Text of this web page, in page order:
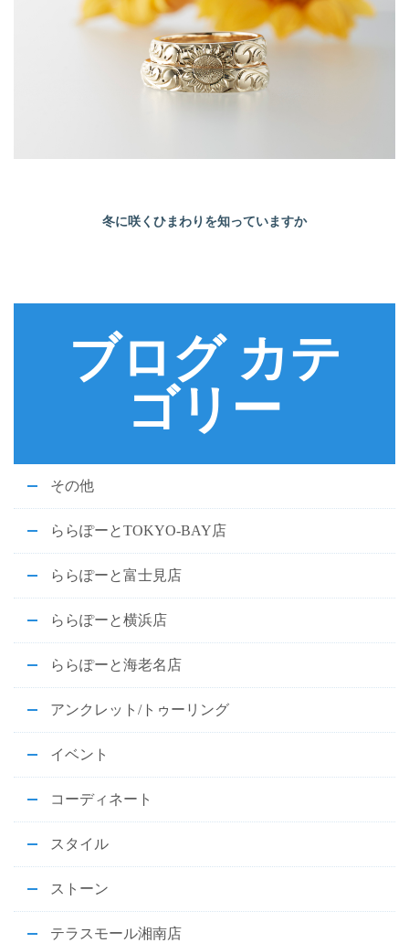
冬に咲くひまわりを知っていますか
ブログ カテ
ゴリー
その他
ららぽーとTOKYO-BAY店
ららぽーと富士見店
ららぽーと横浜店
ららぽーと海老名店
アンクレット/トゥーリング
イベント
コーディネート
スタイル
ストーン
テラスモール湘南店